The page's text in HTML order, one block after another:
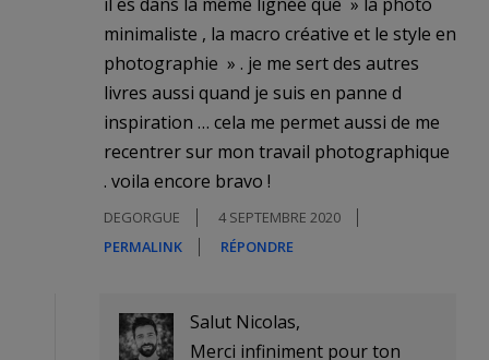
minimaliste , la macro créative et le style en
photographie » . je me sert des autres
livres aussi quand je suis en panne d
inspiration … cela me permet aussi de me
recentrer sur mon travail photographique
. voila encore bravo !
DEGORGUE
4 SEPTEMBRE 2020
PERMALINK
RÉPONDRE
Salut Nicolas,
Merci infiniment pour ton